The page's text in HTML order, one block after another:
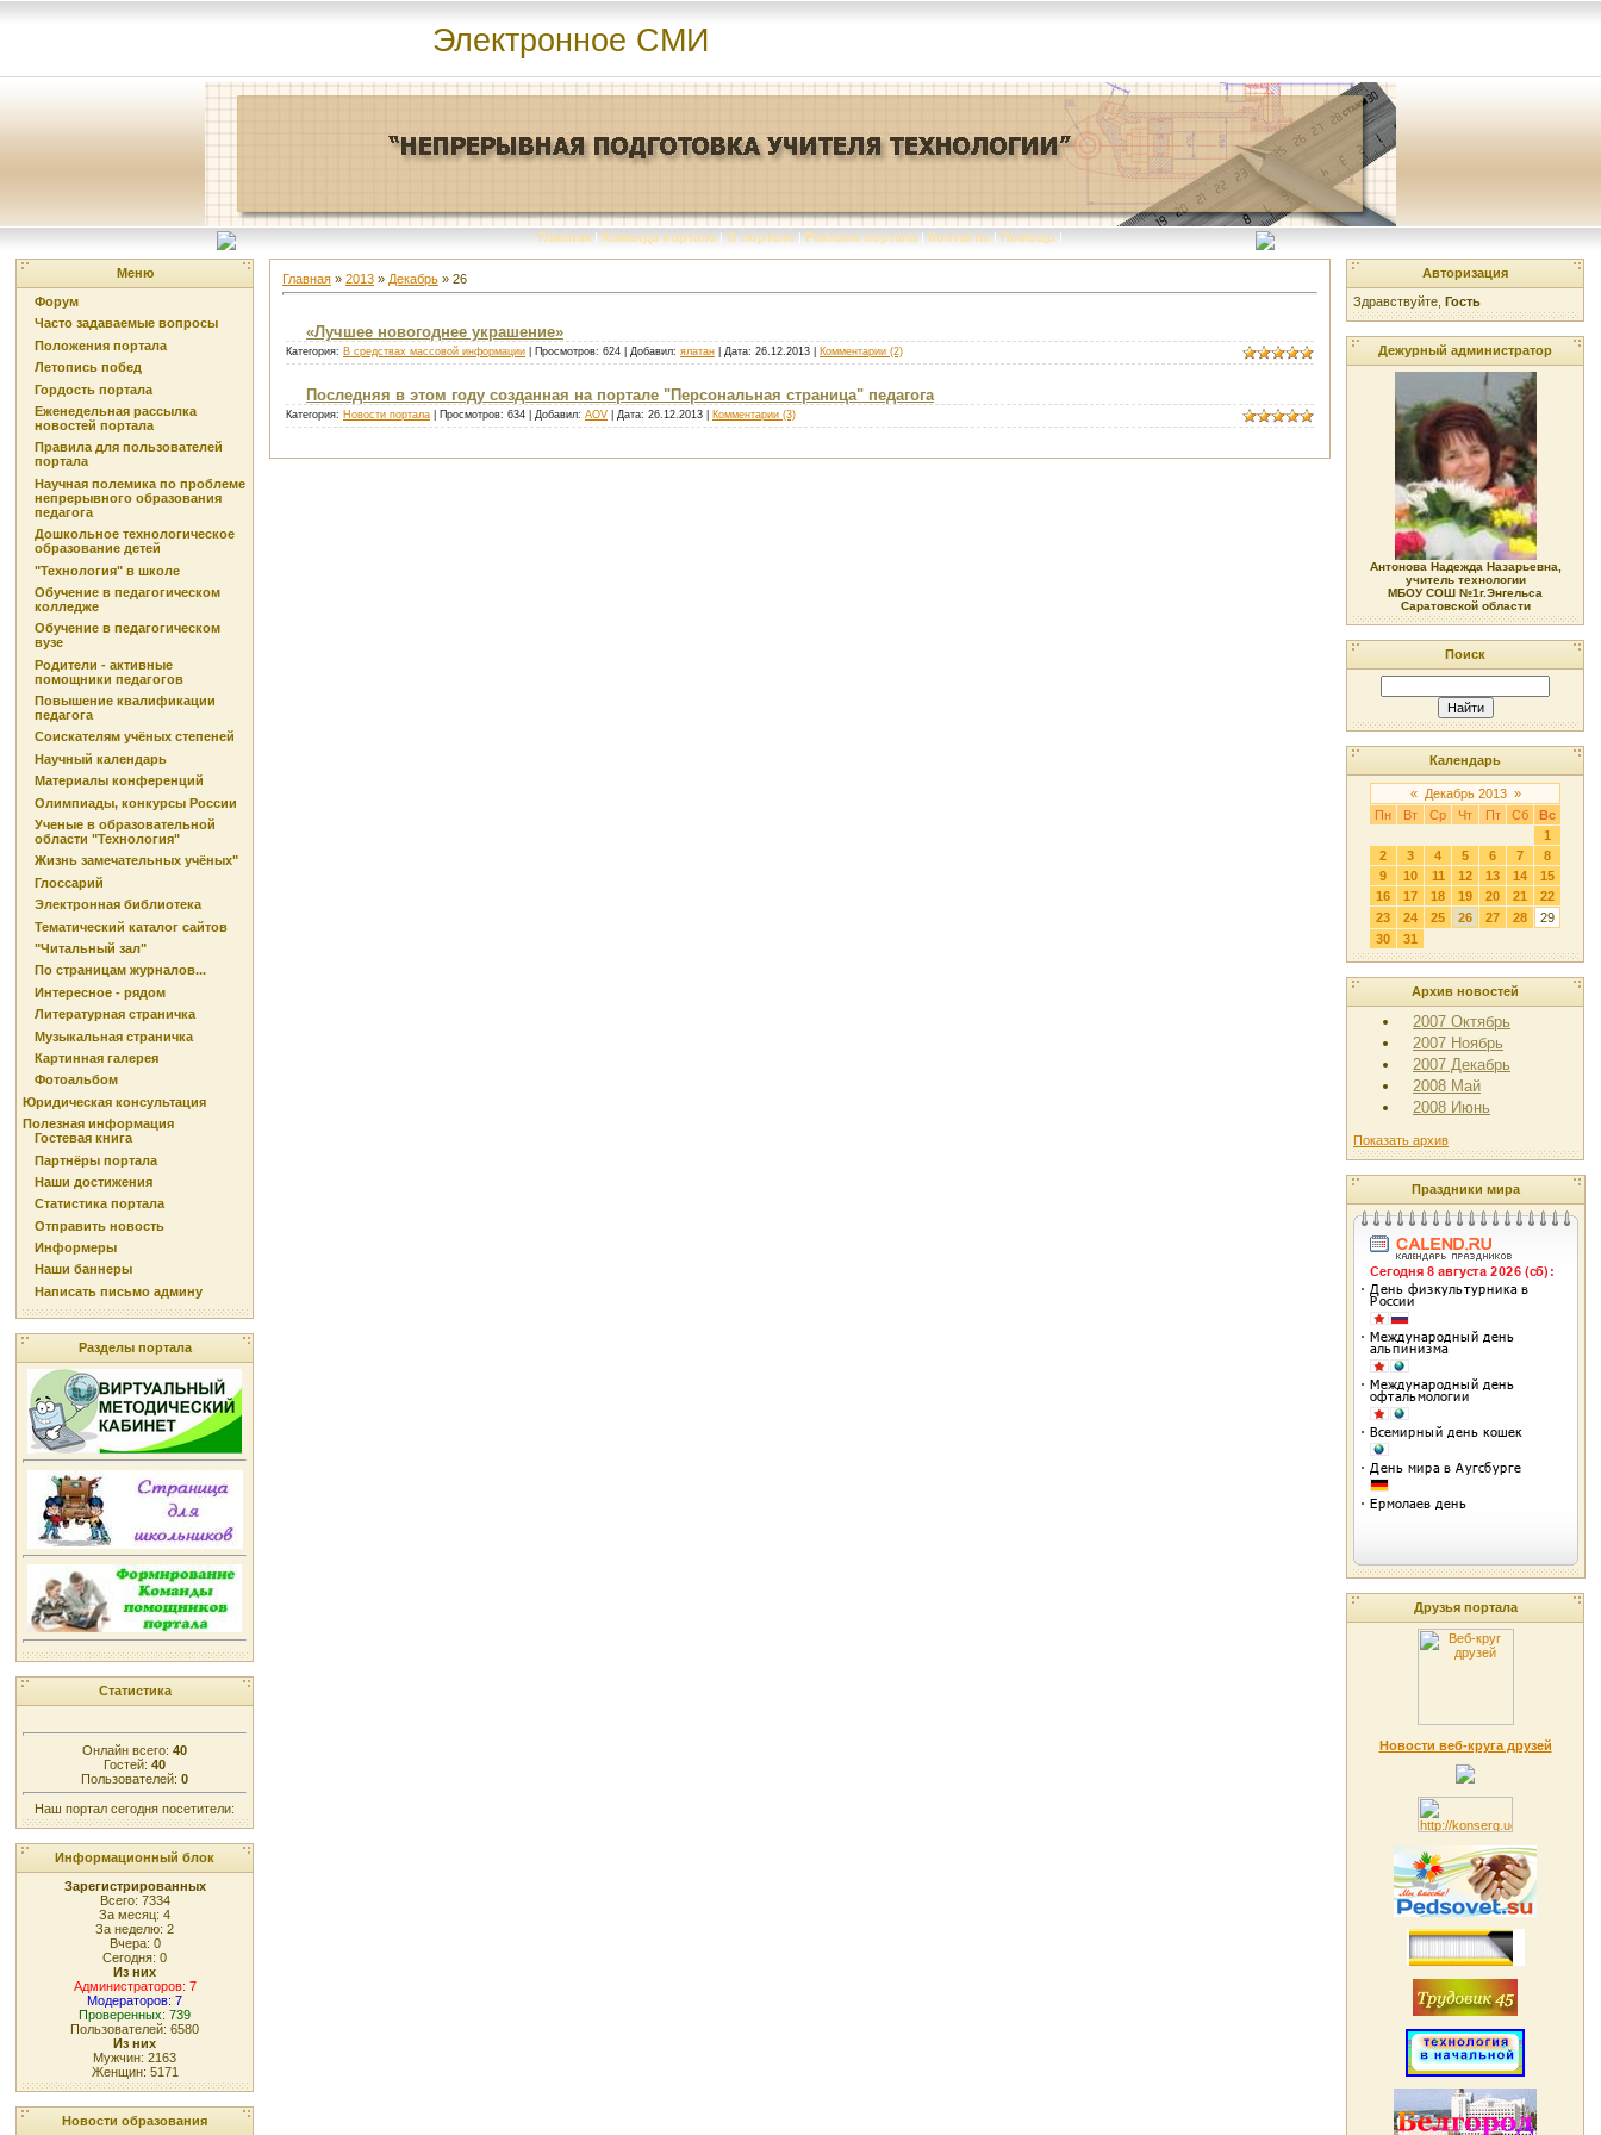
Электронное СМИ
Главная | Команда портала | О портале | Реклама портала | Контакты | Помощь |
Меню
Форум
Часто задаваемые вопросы
Положения портала
Летопись побед
Гордость портала
Еженедельная рассылка
новостей портала
Правила для пользователей
портала
Научная полемика по проблеме
непрерывного образования
педагога
Дошкольное технологическое
образование детей
"Технология" в школе
Обучение в педагогическом
колледже
Обучение в педагогическом
вузе
Родители - активные
помощники педагогов
Повышение квалификации
педагога
Соискателям учёных степеней
Научный календарь
Материалы конференций
Олимпиады, конкурсы России
Ученые в образовательной
области "Технология"
Жизнь замечательных учёных"
Глоссарий
Электронная библиотека
Тематический каталог сайтов
"Читальный зал"
По страницам журналов...
Интересное - рядом
Литературная страничка
Музыкальная страничка
Картинная галерея
Фотоальбом
Юридическая консультация
Полезная информация
Гостевая книга
Партнёры портала
Наши достижения
Статистика портала
Отправить новость
Информеры
Наши баннеры
Написать письмо админу
Разделы портала
Статистика
Онлайн всего: 40
Гостей: 40
Пользователей: 0
Наш портал сегодня посетители:
Информационный блок
Зарегистрированных
Всего: 7334
За месяц: 4
За неделю: 2
Вчера: 0
Сегодня: 0
Из них
Администраторов: 7
Модераторов: 7
Проверенных: 739
Пользователей: 6580
Из них
Мужчин: 2163
Женщин: 5171
Новости образования
Главная » 2013 » Декабрь » 26
«Лучшее новогоднее украшение»
Категория: В средствах массовой информации | Просмотров: 624 | Добавил: ялатан | Дата: 26.12.2013 Комментарии (2)
Последняя в этом году созданная на портале "Персональная страница" педагога
Категория: Новости портала | Просмотров: 634 | Добавил: AOV | Дата: 26.12.2013 Комментарии (3)
Авторизация
Здравствуйте, Гость
Дежурный администратор
Антонова Надежда Назарьевна,
учитель технологии
МБОУ СОШ №1г.Энгельса
Саратовской области
Поиск
Календарь
« Декабрь 2013 »
Пн
Вт Ср Чт Пт Сб
Вс
1
2
3 4 5 6 7
8
9
10 11 12 13 14
15
16
17 18 19 20 21
22
23
24 25 26 27 28
29
30
31
Архив новостей
2007 Октябрь
2007 Ноябрь
2007 Декабрь
2008 Май
2008 Июнь
Показать архив
Праздники мира
Друзья портала
Новости веб-круга друзей